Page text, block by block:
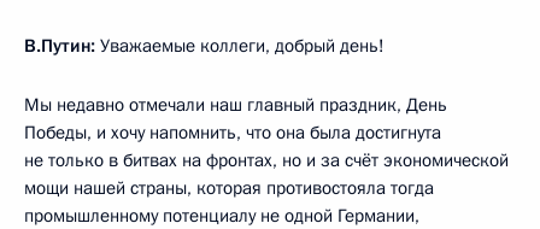
В.Путин: Уважаемые коллеги, добрый день!
Мы недавно отмечали наш главный праздник, День
Победы, и хочу напомнить, что она была достигнута
не только в битвах на фронтах, но и за счёт экономической
мощи нашей страны, которая противостояла тогда
промышленному потенциалу не одной Германии,